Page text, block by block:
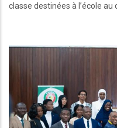
classe destinées à l’école au